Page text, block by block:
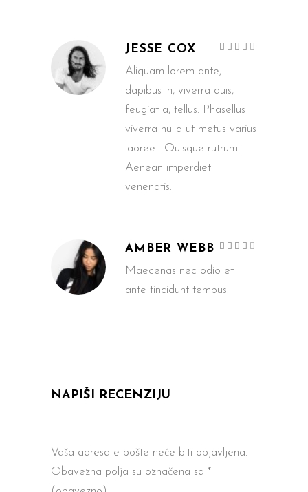
JESSE COX
Aliquam lorem ante,
dapibus in, viverra quis,
feugiat a, tellus. Phasellus
viverra nulla ut metus varius
laoreet. Quisque rutrum.
Aenean imperdiet
venenatis.
AMBER WEBB
Maecenas nec odio et
ante tincidunt tempus.
NAPIŠI RECENZIJU
Vaša adresa e-pošte neće biti objavljena.
Obavezna polja su označena sa *